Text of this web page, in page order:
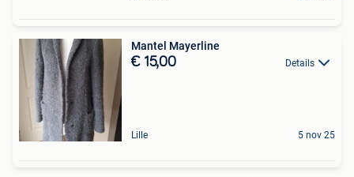
Mantel Mayerline
€ 15,00 Details
Lille 5 nov 25